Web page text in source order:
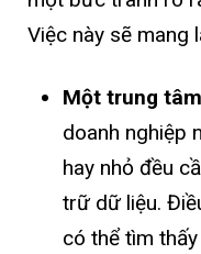
Việc này sẽ mang
Một trung
doanh nghiệp
hay nhỏ đều
trữ dữ liệu.
có thể tìm